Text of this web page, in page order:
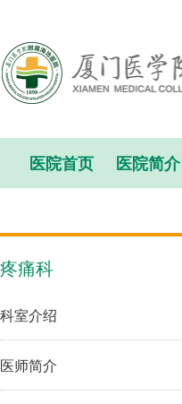
医院首页 医院简介
疼痛科
科室介绍
医师简介